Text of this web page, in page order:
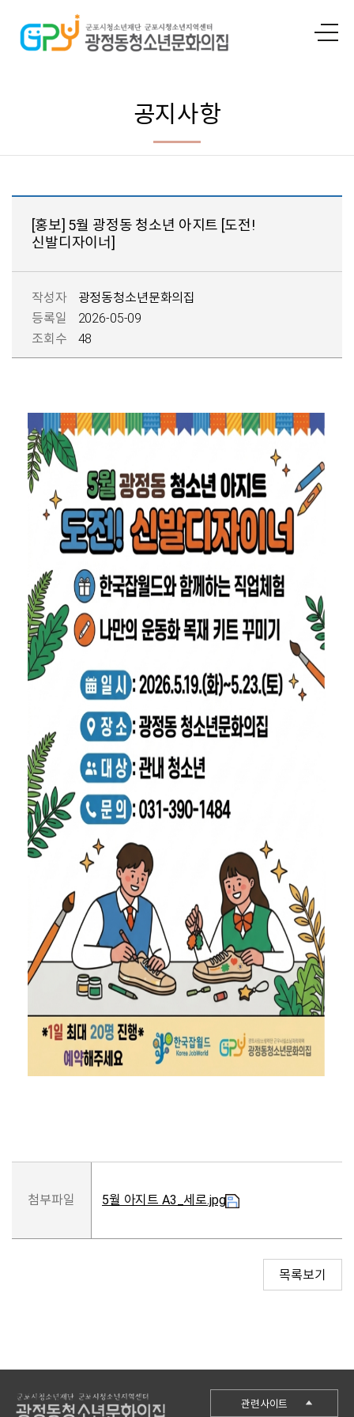
공지사항
[홍보] 5월 광정동 청소년 아지트 [도전!
신발디자이너]
작성자
광정동청소년문화의집
등록일
2026-05-09
조회수
48
첨부파일 5월 아지트 A3_세로.jpg
목록보기
관련사이트
군포시청